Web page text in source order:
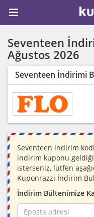
Seventeen
Ağustos 2026
Seventeen İndirimi
Seventeen indirim
indirim kuponu
isterseniz, lütfen
Kuponrazzi İndirim
İndirim Bültenimize